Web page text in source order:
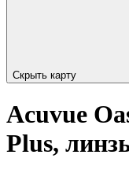
Скрыть карту
Acuvue
Plus,